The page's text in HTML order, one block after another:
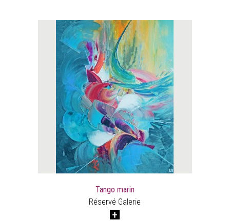
Tango marin
Réservé Galerie